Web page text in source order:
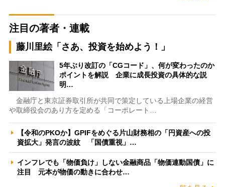
注目の著者・連載
藤川里絵「さあ、投資を始めよう！」
5年ぶり改訂の「CGコード」、何が変わったのか
ポイントを解説 企業に成長投資の具体的な説
明…
金融庁と東京証券取引所が共同で策定している上場企業の経営
や取締役会のあり方を定める「コーポレート…
【令和のPKOか】GPIFをめぐる片山財務相の「円資産への投
資拡大」発言の波紋 「国債重視」…
インフレでも「物価負け」しない金融商品「物価連動国債」に
注目 元本が物価の動きに合わせ…